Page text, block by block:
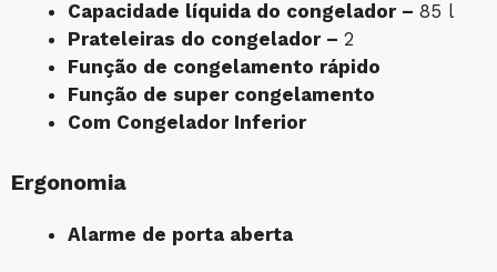
Capacidade líquida do congelador – 85 l
Prateleiras do congelador – 2
Função de congelamento rápido
Função de super congelamento
Com Congelador Inferior
Ergonomia
Alarme de porta aberta